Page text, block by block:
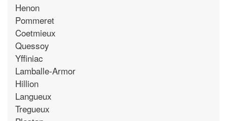
Henon
Pommeret
Coetmieux
Quessoy
Yffiniac
Lamballe-Armor
Hillion
Langueux
Tregueux